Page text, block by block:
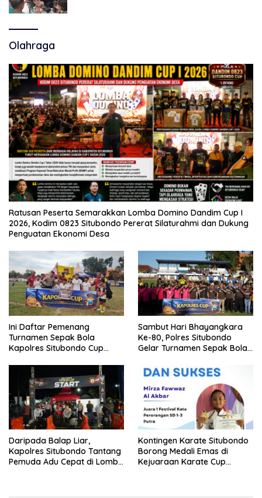
Olahraga
Ratusan Peserta Semarakkan Lomba Domino Dandim Cup I
2026, Kodim 0823 Situbondo Pererat Silaturahmi dan Dukung
Penguatan Ekonomi Desa
Ini Daftar Pemenang
Turnamen Sepak Bola
Kapolres Situbondo Cup
10 Tahun
Sambut Hari Bhayangkara
Ke-80, Polres Situbondo
Gelar Turnamen Sepak Bola
Daripada Balap Liar,
Kapolres Situbondo Tantang
Pemuda Adu Cepat di Lomba
Kontingen Karate Situbondo
Borong Medali Emas di
Kejuaraan Karate Cup